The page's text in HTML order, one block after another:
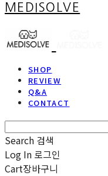
MEDISOLVE
SHOP
REVIEW
Q&A
CONTACT
Search 검색
Log In 로그인
Cart장바구니